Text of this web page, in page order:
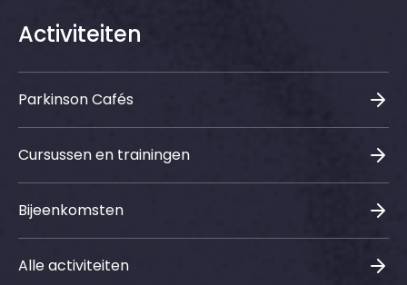
Activiteiten
Parkinson Cafés
Cursussen en trainingen
Bijeenkomsten
Alle activiteiten